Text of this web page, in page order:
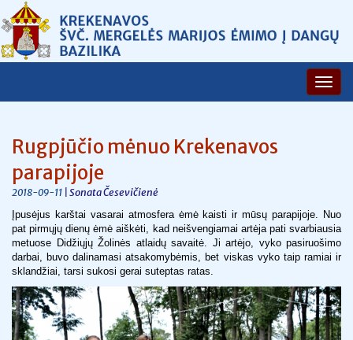
Rugpjūčio mėnuo Krekenavos
parapijoje
2018-09-11 | Sonata Česevičienė
Įpusėjus karštai vasarai atmosfera ėmė kaisti ir mūsų parapijoje. Nuo
pat pirmųjų dienų ėmė aiškėti, kad neišvengiamai artėja pati svarbiausia
metuose Didžiųjų Žolinės atlaidų savaitė. Ji artėjo, vyko pasiruošimo
darbai, buvo dalinamasi atsakomybėmis, bet viskas vyko taip ramiai ir
sklandžiai, tarsi sukosi gerai suteptas ratas.